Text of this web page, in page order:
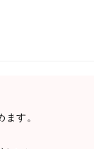
す。